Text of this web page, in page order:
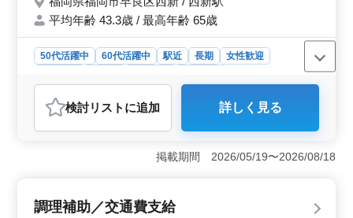
平均年齢 43.3歳 / 最高年齢 65歳
50代活躍中 60代活躍中 駅近 長期
女性歓迎
おすすめポイント
＜シニア世代が活躍中＞ シニア世代が年齢関係なく活
躍中です。これまでのキャリアを活かして即戦力となれ
る職場です。ブランクがある方でも問題ありませ
の盛り付け、寿司全般の仕込みなど、これまでの調理経
検討リスト に追加 詳しく見る
掲載期間 2026/05/19〜2026/08/18
調理補助／交通費支給